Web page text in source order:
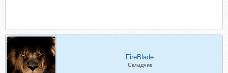
FireBlade
Складчик